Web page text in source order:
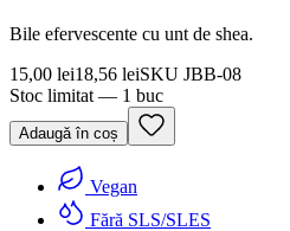
Bile efervescente cu unt de shea.
15,00 lei18,56 leiSKU JBB-08
Stoc limitat — 1 buc
Adaugă în coș
Vegan
Fără SLS/SLES